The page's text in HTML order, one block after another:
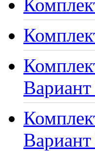
Вариант
Вариант